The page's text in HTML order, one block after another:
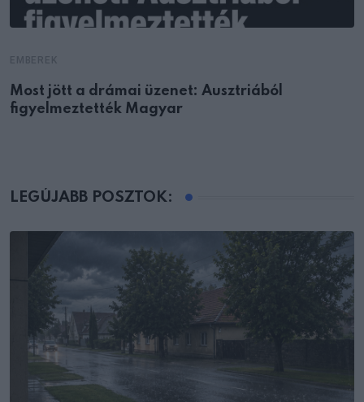
Most jött a drámai üzenet: Ausztriából
figyelmeztették Magyar
LEGÚJABB POSZTOK: